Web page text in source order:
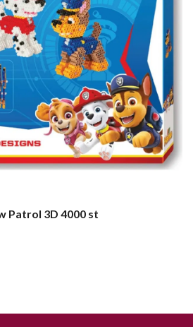
Patrol 3D 4000 st